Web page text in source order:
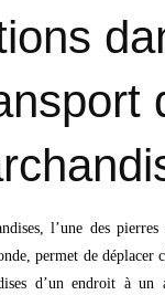
l’une des pierres
permet de déplacer
d’un endroit à un